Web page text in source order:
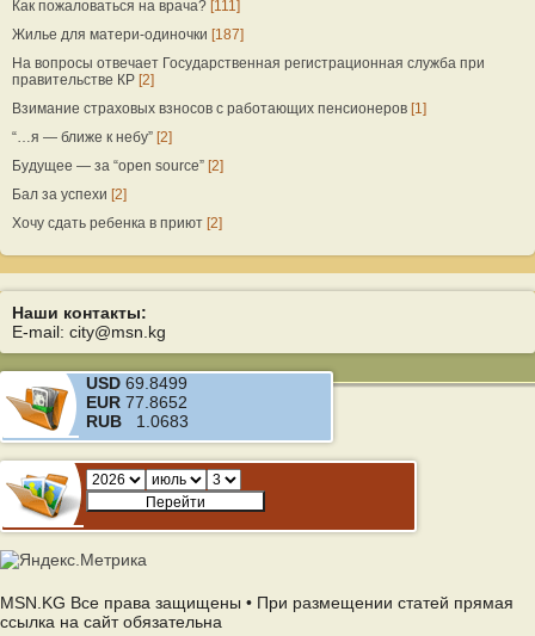
Как пожаловаться на врача? [111]
Жилье для матери-одиночки [187]
На вопросы отвечает Государственная регистрационная служба при
правительстве КР [2]
Взимание страховых взносов с работающих пенсионеров [1]
“…я — ближе к небу” [2]
Будущее — за “open source” [2]
Бал за успехи [2]
Хочу сдать ребенка в приют [2]
Наши контакты:
E-mail: city@msn.kg
USD 69.8499
EUR 77.8652
RUB 1.0683
MSN.KG Все права защищены • При размещении статей прямая
ссылка на сайт обязательна